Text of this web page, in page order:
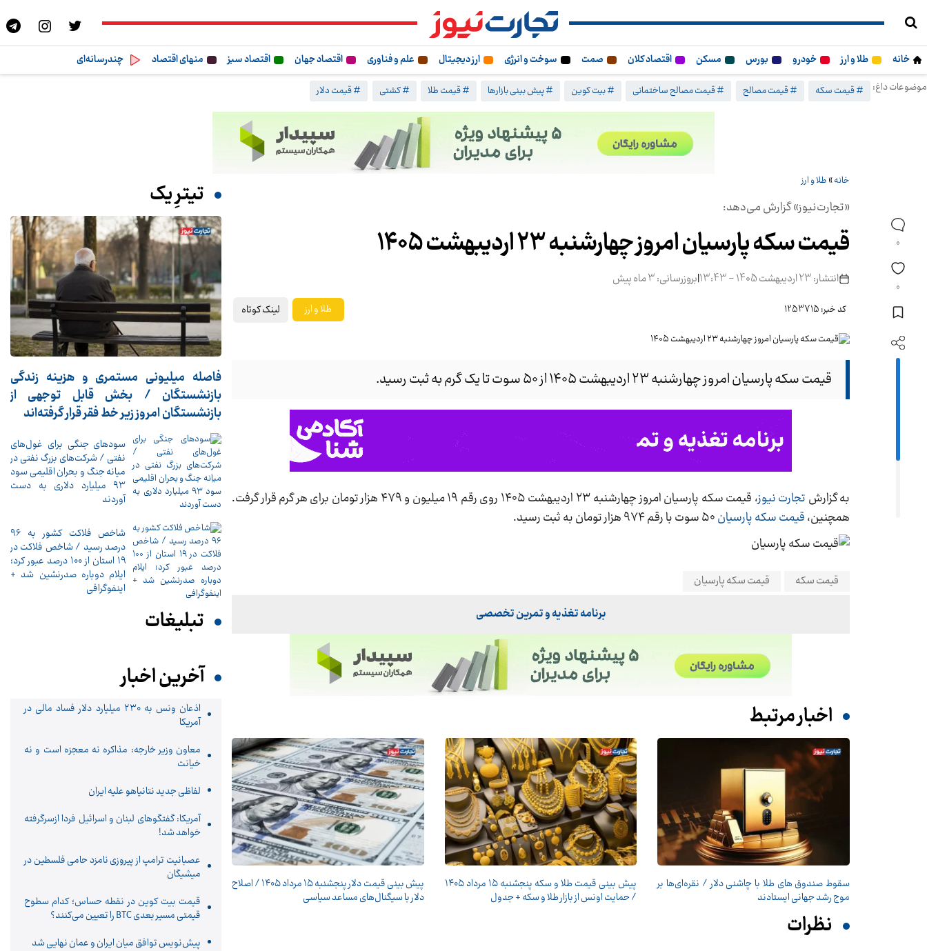
خانه طلا و ارز خودرو بورس مسکن اقتصاد کلان صمت سوخت و انرژی ارز دیجیتال علم و فناوری اقتصاد جهان اقتصاد سبز منهای اقتصاد
چندرسانه‌ای
موضوعات داغ:
# قیمت سکه # قیمت مصالح # قیمت مصالح ساختمانی # بیت کوین # پیش بینی بازارها # قیمت طلا # کشتی # قیمت دلار
0
0
خانه» طلا و ارز
«تجارت‌نیوز» گزارش می‌دهد:
قیمت سکه پارسیان امروز چهارشنبه ۲۳ اردیبهشت ۱۴۰۵
انتشار: 23 اردیبهشت 1405 - 13:43 |بروزرسانی: 3 ماه پیش
کد خبر: 1253715 طلا و ارز لینک کوتاه
قیمت سکه پارسیان امروز چهارشنبه ۲۳ اردیبهشت ۱۴۰۵ از ۵۰ سوت تا یک گرم به ثبت رسید.
به گزارش تجارت نیوز
، قیمت سکه پارسیان امروز چهارشنبه ۲۳ اردیبهشت ۱۴۰۵ روی رقم ۱۹ میلیون و ۴۷۹ هزار تومان برای هر گرم قرار گرفت.
همچنین،قیمت سکه پارسیان
قیمت سکه قیمت سکه پارسیان
برنامه تغذیه و تمرین تخصصی
اخبار مرتبط
سقوط صندوق های طلا با چاشنی دلار / نقره‌ای‌ها بر
موج رشد جهانی ایستادند
پیش‌ بینی قیمت طلا و سکه پنجشنبه ۱۵ مرداد ۱۴۰۵
/ حمایت اونس از بازار طلا و سکه + جدول
پیش ‌بینی قیمت دلار پنجشنبه ۱۵ مرداد ۱۴۰۵ / اصلاح
دلار با سیگنال‌های مساعد سیاسی
نظرات
تیترِ یک
فاصله میلیونی مستمری و هزینه زندگی
بازنشستگان / بخش قابل توجهی از
بازنشستگان امروز زیر خط فقر قرار گرفته‌اند
سودهای جنگی برای غول‌های
نفتی / شرکت‌های بزرگ نفتی در
میانه جنگ و بحران اقلیمی سود
۹۳ میلیارد دلاری به دست
آوردند
شاخص فلاکت کشور به ۹۶
درصد رسید / شاخص فلاکت در
۱۹ استان از ۱۰۰ درصد عبور کرد؛
ایلام دوباره صدرنشین شد +
اینفوگرافی
تبلیغات
آخرین اخبار
اذعان ونس به ۲۳۰ میلیارد دلار فساد مالی در
آمریکا
معاون وزیر خارجه: مذاکره نه معجزه است و نه
خیانت
لفاظی جدید نتانیاهو علیه ایران
آمریکا: گفتگوهای لبنان و اسرائیل فردا ازسرگرفته
خواهد شد!
عصبانیت ترامپ از پیروزی نامزد حامی فلسطین در
میشیگان
قیمت بیت کوین در نقطه حساس؛ کدام سطوح
قیمتی مسیر بعدی BTC را تعیین می‌کنند؟
پیش‌نویس توافق میان ایران و عمان نهایی شد